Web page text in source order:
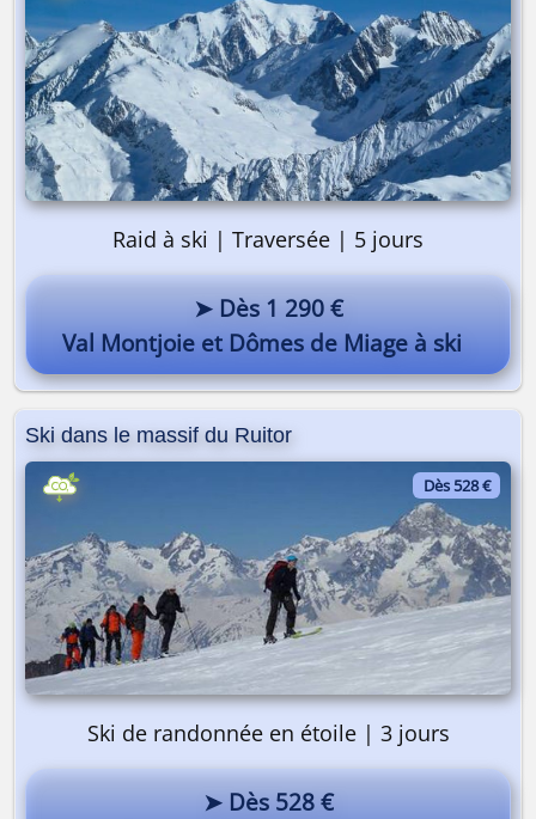
Raid à ski | Traversée | 5 jours
➤ Dès 1 290 €
Val Montjoie et Dômes de Miage à ski
Ski dans le massif du Ruitor
Dès 528 €
Ski de randonnée en étoile | 3 jours
➤ Dès 528 €